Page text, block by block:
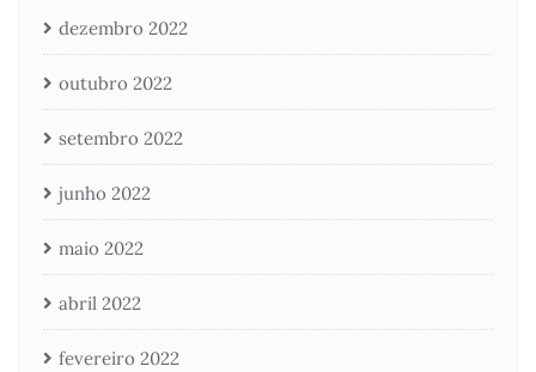
dezembro 2022
outubro 2022
setembro 2022
junho 2022
maio 2022
abril 2022
fevereiro 2022